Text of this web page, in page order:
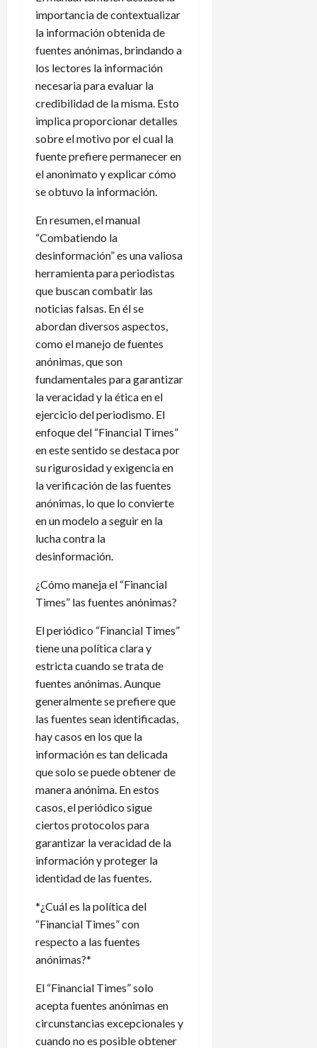
importancia de contextualizar
la información obtenida de
fuentes anónimas, brindando a
los lectores la información
necesaria para evaluar la
credibilidad de la misma. Esto
implica proporcionar detalles
sobre el motivo por el cual la
fuente prefiere permanecer en
el anonimato y explicar cómo
se obtuvo la información.
En resumen, el manual
“Combatiendo la
desinformación” es una valiosa
herramienta para periodistas
que buscan combatir las
noticias falsas. En él se
abordan diversos aspectos,
como el manejo de fuentes
anónimas, que son
fundamentales para garantizar
la veracidad y la ética en el
ejercicio del periodismo. El
enfoque del “Financial Times”
en este sentido se destaca por
su rigurosidad y exigencia en
la verificación de las fuentes
anónimas, lo que lo convierte
en un modelo a seguir en la
lucha contra la
desinformación.
¿Cómo maneja el “Financial
Times” las fuentes anónimas?
El periódico “Financial Times”
tiene una política clara y
estricta cuando se trata de
fuentes anónimas. Aunque
generalmente se prefiere que
las fuentes sean identificadas,
hay casos en los que la
información es tan delicada
que solo se puede obtener de
manera anónima. En estos
casos, el periódico sigue
ciertos protocolos para
garantizar la veracidad de la
información y proteger la
identidad de las fuentes.
*¿Cuál es la política del
“Financial Times” con
respecto a las fuentes
anónimas?*
El “Financial Times” solo
acepta fuentes anónimas en
circunstancias excepcionales y
cuando no es posible obtener